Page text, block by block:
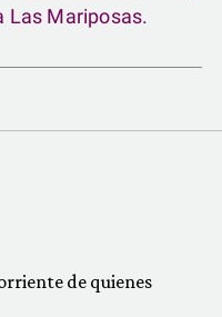
Las Mariposas.
de quienes